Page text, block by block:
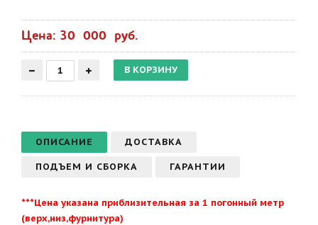
Цена: 30 000 руб.
ОПИСАНИЕ ДОСТАВКА
ПОДЪЕМ И СБОРКА ГАРАНТИИ
***Цена указана приблизительная за 1 погонный метр
(верх,низ,фурнитура)